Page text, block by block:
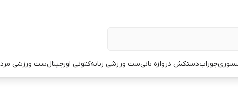
جورابدستکش دروازه بانیست ورزشی زنانهکتونی اورجینالست ورزشی